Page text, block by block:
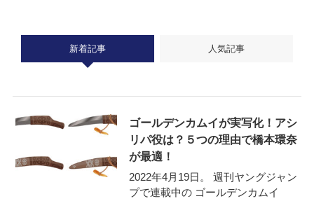
新着記事 人気記事
ゴールデンカムイが実写化！アシ
リパ役は？５つの理由で橋本環奈
が最適！
2022年4月19日。 週刊ヤングジャン
プで連載中の ゴールデンカムイ